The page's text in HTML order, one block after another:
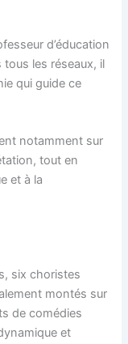
d’éducation
tous les réseaux, il
qui guide ce
notamment sur
tout en
et à la
six choristes
montés sur
de comédies
et